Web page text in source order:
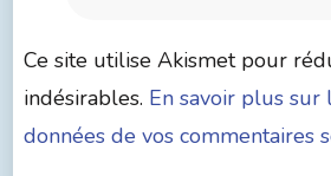
Ce site utilise Akismet pour
indésirables. En savoir plus sur
données de vos commentaires